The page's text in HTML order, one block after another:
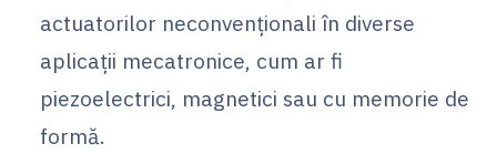
actuatorilor neconvenționali în diverse
aplicații mecatronice, cum ar fi
piezoelectrici, magnetici sau cu memorie de
formă.